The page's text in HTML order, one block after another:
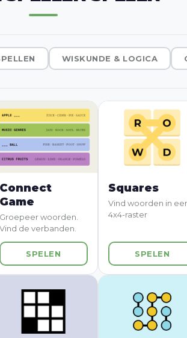
WISKUNDE & LOGICA
Connect
Game
Groepeer woorden.
Vind de verbanden.
SPELEN
Squares
Vind woorden in
4x4-raster
SPELEN